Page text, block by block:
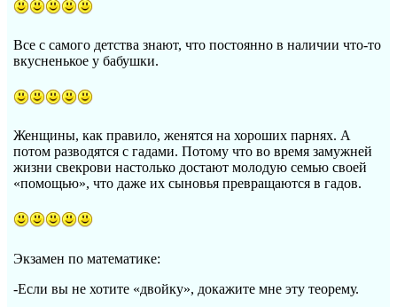
Все с самого детства знают, что постоянно в наличии что-то
вкусненькое у бабушки.
Женщины, как правило, женятся на хороших парнях. А
потом разводятся с гадами. Потому что во время замужней
жизни свекрови настолько достают молодую семью своей
«помощью», что даже их сыновья превращаются в гадов.
Экзамен по математике:
-Если вы не хотите «двойку», докажите мне эту теорему.